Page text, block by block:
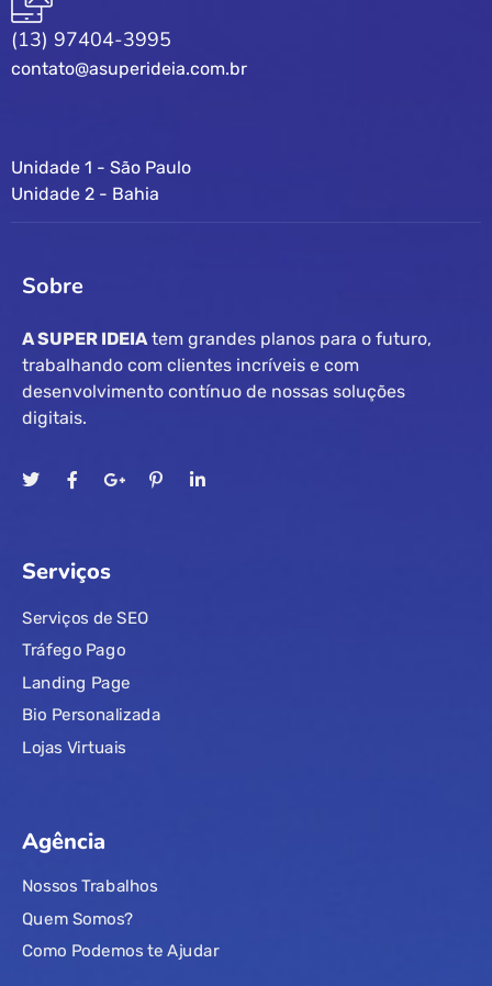
(13) 97404-3995
contato@asuperideia.com.br
Unidade 1 - São Paulo
Unidade 2 - Bahia
Sobre
A SUPER IDEIAtem grandes planos para o futuro,
trabalhando com clientes incríveis e com
desenvolvimento contínuo de nossas soluções
digitais.
Serviços
Serviços de SEO
Tráfego Pago
Landing Page
Bio Personalizada
Lojas Virtuais
Agência
Nossos Trabalhos
Quem Somos?
Como Podemos te Ajudar